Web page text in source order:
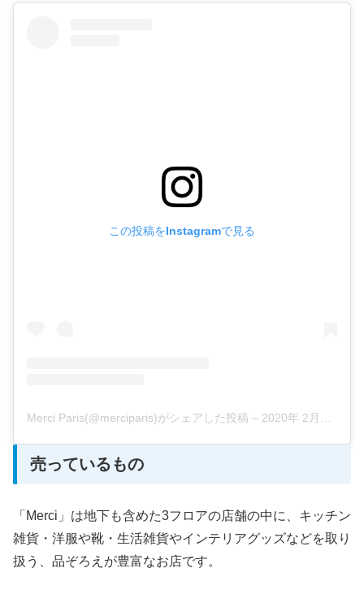
この投稿をInstagramで見る
Merci Paris(@merciparis)がシェアした投稿 – 2020年 2月月16日午後11時21分PST
売っているもの
「Merci」は地下も含めた3フロアの店舗の中に、キッチン
雑貨・洋服や靴・生活雑貨やインテリアグッズなどを取り
扱う、品ぞろえが豊富なお店です。